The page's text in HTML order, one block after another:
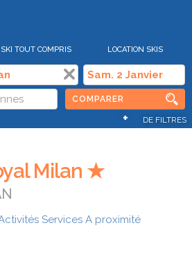
SKI TOUT COMPRIS LOCATION SKIS
COMPARER
+ DE FILTRES
Milan ★
Services A proximité